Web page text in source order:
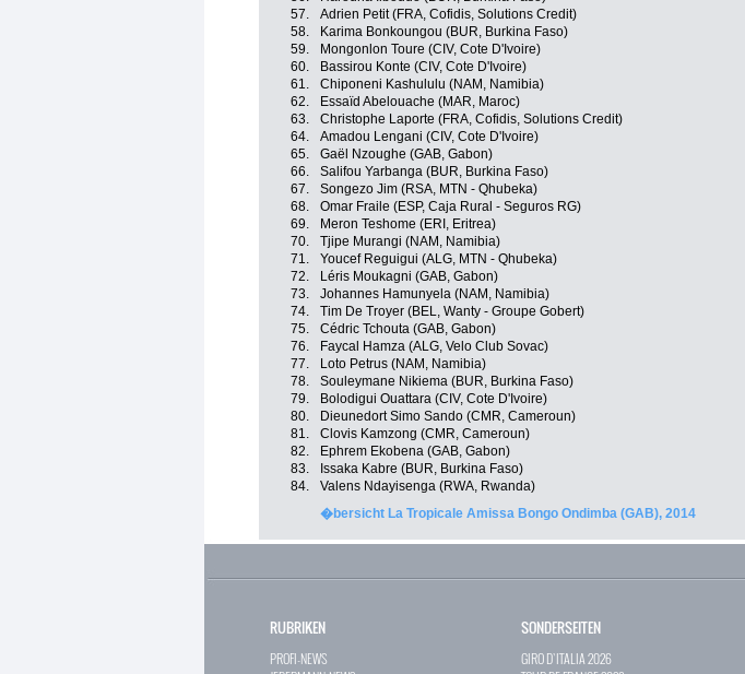
57.
Adrien Petit (FRA, Cofidis, Solutions Credit)
58.
Karima Bonkoungou (BUR, Burkina Faso)
59.
Mongonlon Toure (CIV, Cote D'Ivoire)
60.
Bassirou Konte (CIV, Cote D'Ivoire)
61.
Chiponeni Kashululu (NAM, Namibia)
62.
Essaïd Abelouache (MAR, Maroc)
63.
Christophe Laporte (FRA, Cofidis, Solutions Credit)
64.
Amadou Lengani (CIV, Cote D'Ivoire)
65.
Gaël Nzoughe (GAB, Gabon)
66.
Salifou Yarbanga (BUR, Burkina Faso)
67.
Songezo Jim (RSA, MTN - Qhubeka)
68.
Omar Fraile (ESP, Caja Rural - Seguros RG)
69.
Meron Teshome (ERI, Eritrea)
70.
Tjipe Murangi (NAM, Namibia)
71.
Youcef Reguigui (ALG, MTN - Qhubeka)
72.
Léris Moukagni (GAB, Gabon)
73.
Johannes Hamunyela (NAM, Namibia)
74.
Tim De Troyer (BEL, Wanty - Groupe Gobert)
75.
Cédric Tchouta (GAB, Gabon)
76.
Faycal Hamza (ALG, Velo Club Sovac)
77.
Loto Petrus (NAM, Namibia)
78.
Souleymane Nikiema (BUR, Burkina Faso)
79.
Bolodigui Ouattara (CIV, Cote D'Ivoire)
80.
Dieunedort Simo Sando (CMR, Cameroun)
81.
Clovis Kamzong (CMR, Cameroun)
82.
Ephrem Ekobena (GAB, Gabon)
83.
Issaka Kabre (BUR, Burkina Faso)
84.
Valens Ndayisenga (RWA, Rwanda)
�bersicht La Tropicale Amissa Bongo Ondimba (GAB), 2014
RUBRIKEN
PROFI-NEWS
SONDERSEITEN
GIRO D`ITALIA 2026